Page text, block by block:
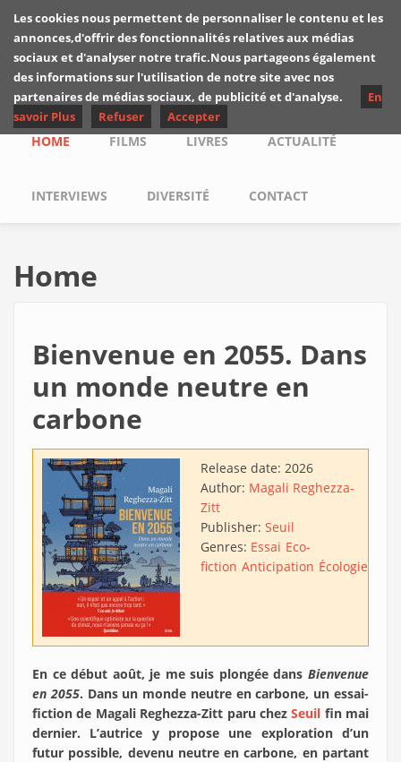
Skip to main content
Les critiques de
Yuyine
Main menu
HOME FILMS LIVRES ACTUALITÉ
INTERVIEWS DIVERSITÉ CONTACT
Home
Bienvenue en 2055. Dans
un monde neutre en
carbone
Release date: 2026
Author: Magali Reghezza-
Zitt
Publisher: Seuil
Genres: Essai Eco-
fiction Anticipation Écologie
En ce début août, je me suis plongée dans Bienvenue
en 2055. Dans un monde neutre en carbone, un essai-
fiction de Magali Reghezza-Zitt paru chezSeuil fin mai
dernier. L’autrice y propose une exploration d’un
futur possible, devenu neutre en carbone, en partant
Les cookies nous permettent de personnaliser le contenu et les
annonces,d'offrir des fonctionnalités relatives aux médias
sociaux et d'analyser notre trafic.Nous partageons également
des informations sur l'utilisation de notre site avec nos
partenaires de médias sociaux, de publicité et d'analyse.
En
savoir Plus
Refuser Accepter